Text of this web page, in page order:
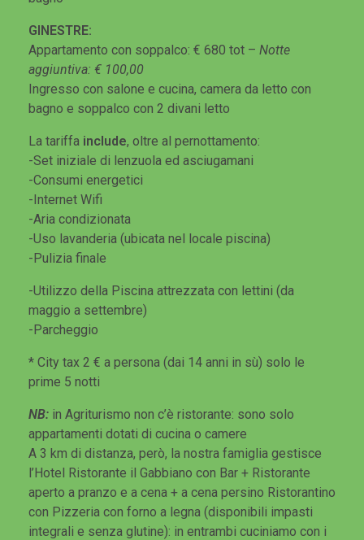
GINESTRE:
Appartamento con soppalco: € 680 tot – Notte
aggiuntiva: € 100,00
Ingresso con salone e cucina, camera da letto con
bagno e soppalco con 2 divani letto
La tariffa include, oltre al pernottamento:
-Set iniziale di lenzuola ed asciugamani
-Consumi energetici
-Internet Wifi
-Aria condizionata
-Uso lavanderia (ubicata nel locale piscina)
-Pulizia finale
-Utilizzo della Piscina attrezzata con lettini (da
maggio a settembre)
-Parcheggio
* City tax 2 € a persona (dai 14 anni in sù) solo le
prime 5 notti
NB: in Agriturismo non c’è ristorante: sono solo
appartamenti dotati di cucina o camere
A 3 km di distanza, però, la nostra famiglia gestisce
l’Hotel Ristorante il Gabbiano con Bar + Ristorante
aperto a pranzo e a cena + a cena persino Ristorantino
con Pizzeria con forno a legna (disponibili impasti
integrali e senza glutine): in entrambi cuciniamo con i